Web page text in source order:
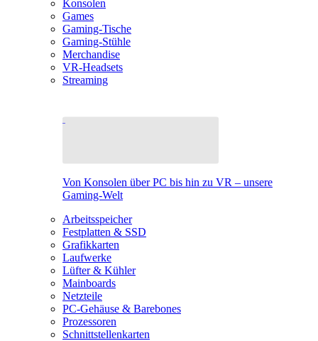
Konsolen
Games
Gaming-Tische
Gaming-Stühle
Merchandise
VR-Headsets
Streaming
Von Konsolen über PC bis hin zu VR – unsere
Gaming-Welt
Arbeitsspeicher
Festplatten & SSD
Grafikkarten
Laufwerke
Lüfter & Kühler
Mainboards
Netzteile
PC-Gehäuse & Barebones
Prozessoren
Schnittstellenkarten